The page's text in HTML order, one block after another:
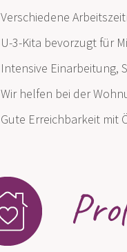
Verschiedene
U-3-Kita bevorzugt für
Intensive Einarbeitung,
Wir helfen bei der
Gute Erreichbarkeit mit